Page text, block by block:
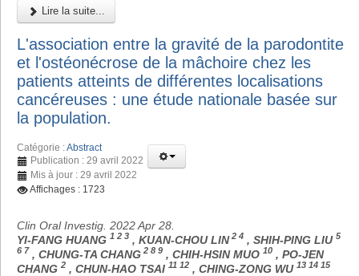
Lire la suite...
L'association entre la gravité de la parodontite
et l'ostéonécrose de la mâchoire chez les
patients atteints de différentes localisations
cancéreuses : une étude nationale basée sur
la population.
Catégorie :Abstract
Publication : 29 avril 2022
Mis à jour : 29 avril 2022
Affichages : 1723
Clin Oral Investig. 2022 Apr 28.
YI-FANG HUANG 1 2 3 , KUAN-CHOU LIN2 4 , SHIH-PING LIU 5
6 7 , CHUNG-TA CHANG 2 8 9 , CHIH-HSIN MUO 10 , PO-JEN
CHANG 2 , CHUN-HAO TSAI 11 12 , CHING-ZONG WU 13 14 15